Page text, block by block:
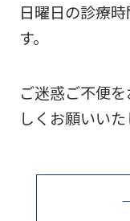
日曜日の診療
す。
ご迷惑ご不便
しくお願いいた